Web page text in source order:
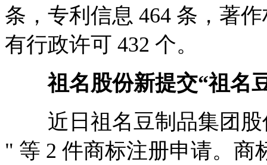
条，专利信息 464 条，著
有行政许可 432 个。
祖名股份新提交“祖名
近日祖名豆制品集团股
" 等 2 件商标注册申请。商